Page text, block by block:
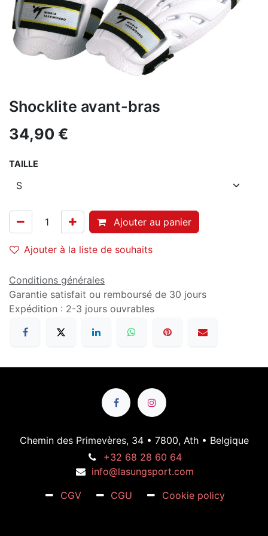
Shocklite avant-bras
34,90 €
TAILLE
Ajouter au panier
Ajouter à la liste de souhaits
Conditions générales
Garantie satisfait ou remboursé de 30 jours
Expédition : 2-3 jours ouvrables
Chemin des Primevères, 34 • 7800, Ath • Belgique
+32 68 28 60 64
info@lasungsport.com
CGV
CGU Cookie policy